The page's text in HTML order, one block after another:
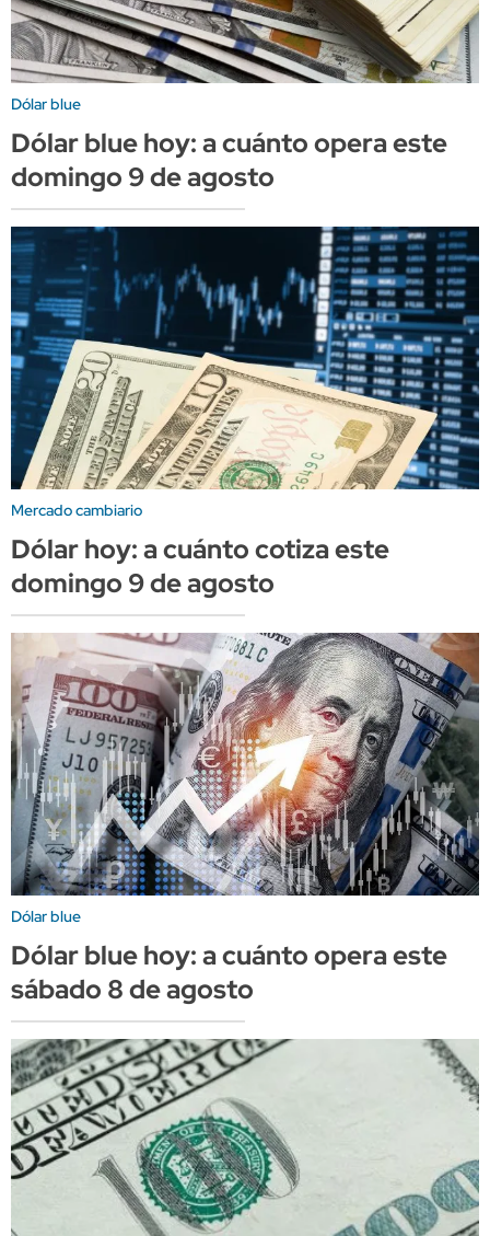
Dólar blue
Dólar blue hoy: a cuánto opera este
domingo 9 de agosto
Mercado cambiario
Dólar hoy: a cuánto cotiza este
domingo 9 de agosto
Dólar blue
Dólar blue hoy: a cuánto opera este
sábado 8 de agosto